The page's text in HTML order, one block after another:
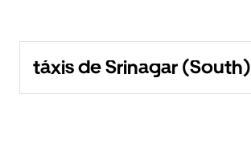
táxis de Srinagar (South)